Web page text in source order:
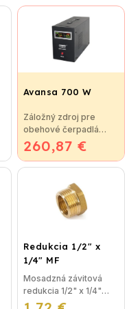
Avansa 700 W
260,87 €
Záložný zdroj pre
obehové čerpadlá
Avansa 700 W
Technické údaje
Maximálna kapacita:
menovitý výkon: 700W
Hlavné vstupné...
Redukcia 1/2" x
1/4" MF
Mosadzná závitová
redukcia 1/2" x 1/4"
MF je najpoužívanejší